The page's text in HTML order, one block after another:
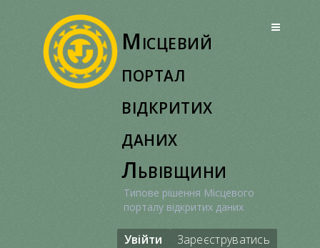
Місцевий
портал
відкритих
даних
Львівщини
Типове рішення Місцевого
порталу відкритих даних
Увійти Зареєструватись